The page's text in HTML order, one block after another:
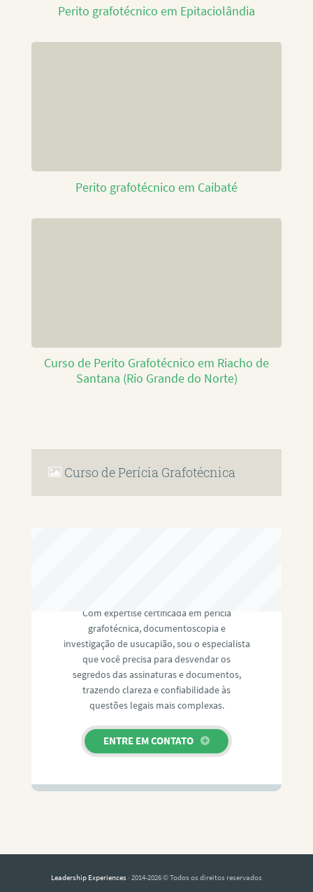
Perito grafotécnico em Epitaciolândia
Perito grafotécnico em Caibaté
Curso de Perito Grafotécnico em Riacho de
Santana (Rio Grande do Norte)
Curso de Perícia Grafotécnica
Com expertise certificada em perícia
grafotécnica, documentoscopia e
investigação de usucapião, sou o especialista
que você precisa para desvendar os
segredos das assinaturas e documentos,
trazendo clareza e confiabilidade às
questões legais mais complexas.
ENTRE EM CONTATO
Leadership Experiences · 2014-2026 © Todos os direitos reservados